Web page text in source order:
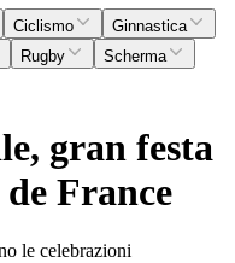
Ciclismo
Ginnastica
Rugby
Scherma
gran festa
France
le celebrazioni